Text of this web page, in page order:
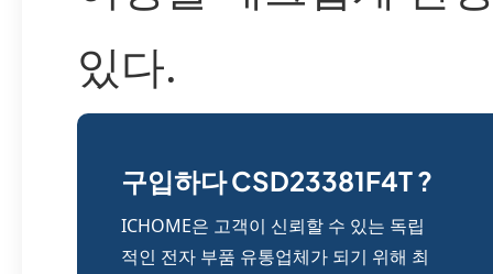
있다.
구입하다 CSD23381F4T ?
ICHOME은 고객이 신뢰할 수 있는 독립
적인 전자 부품 유통업체가 되기 위해 최